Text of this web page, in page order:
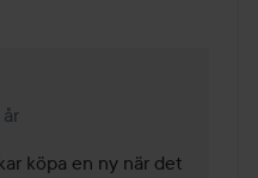
Creator.lades 2 år
köpa en ny när det